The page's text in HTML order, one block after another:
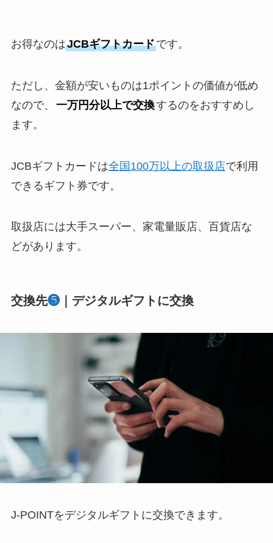
お得なのはJCBギフトカードです。
ただし、金額が安いものは1ポイントの価値が低め
なので、
一万円分以上で交換するのをおすすめし
ます。
JCBギフトカードは全国100万以上の取扱店で利用
できるギフト券です。
取扱店には大手スーパー、家電量販店、百貨店な
どがあります。
交換先❺｜デジタルギフトに交換
J-POINTをデジタルギフトに交換できます。